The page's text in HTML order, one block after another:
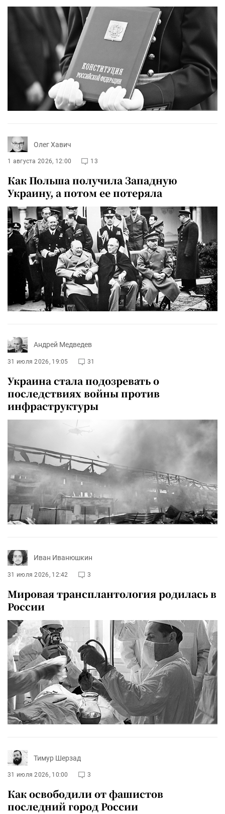
Олег Хавич
1 августа 2026, 12:00 13
Как Польша получила Западную
Украину, а потом ее потеряла
Андрей Медведев
31 июля 2026, 19:05 31
Украина стала подозревать о
последствиях войны против
инфраструктуры
Иван Иванюшкин
31 июля 2026, 12:42 3
Мировая трансплантология родилась в
России
Тимур Шерзад
31 июля 2026, 10:00 3
Как освободили от фашистов
последний город России